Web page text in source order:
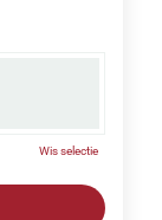
Wis selectie